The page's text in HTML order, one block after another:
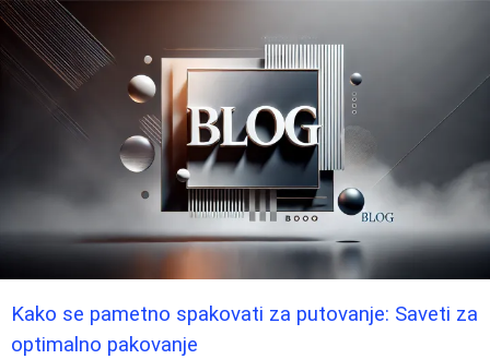
Kako se pametno spakovati za putovanje: Saveti za
optimalno pakovanje